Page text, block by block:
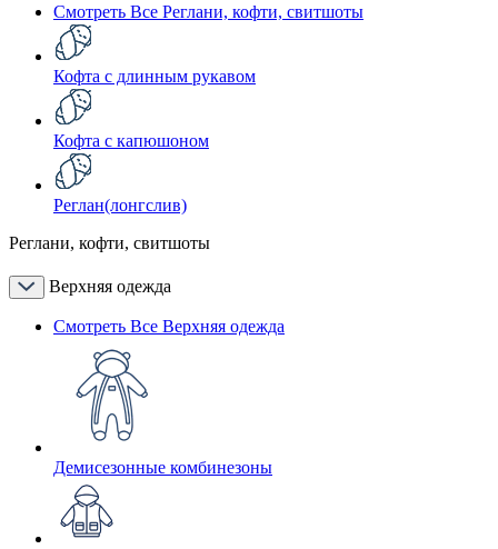
Смотреть Все Реглани, кофти, свитшоты
Кофта с длинным рукавом
Кофта с капюшоном
Реглан(лонгслив)
Реглани, кофти, свитшоты
Верхняя одежда
Смотреть Все Верхняя одежда
Демисезонные комбинезоны